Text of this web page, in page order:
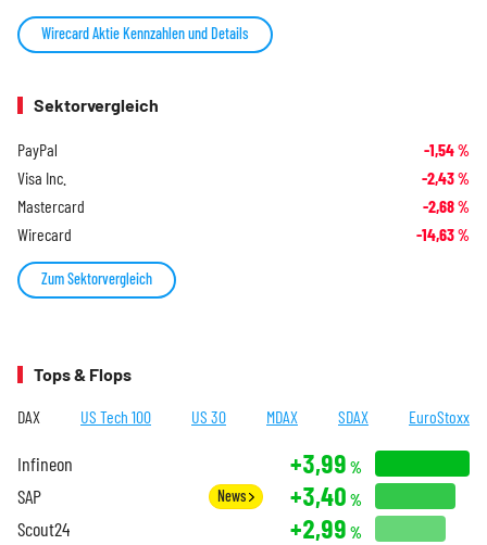
Wirecard Aktie Kennzahlen und Details
Sektorvergleich
PayPal -1,54%
Visa Inc. -2,43%
Mastercard -2,68%
Wirecard -14,63%
Zum Sektorvergleich
Tops & Flops
DAX US Tech 100 US 30 MDAX SDAX EuroStoxx
Infineon +3,99 %
SAP News +3,40 %
Scout24 +2,99 %